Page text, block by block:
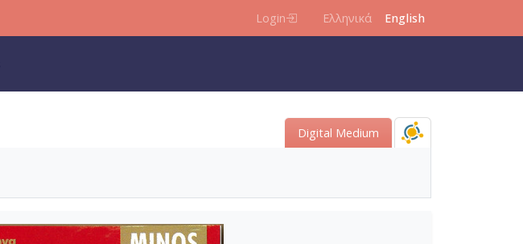
Login Ελληνικά English
Digital Medium